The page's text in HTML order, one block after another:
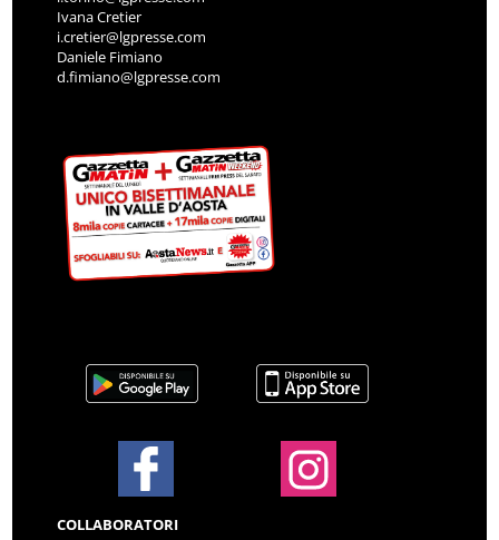
Ivana Cretier
i.cretier@lgpresse.com
Daniele Fimiano
d.fimiano@lgpresse.com
COLLABORATORI